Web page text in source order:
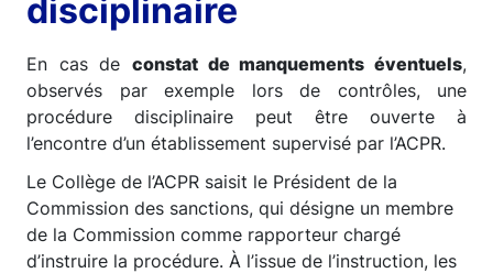
disciplinaire
En cas de constat de manquements éventuels,
observés par exemple lors de contrôles, une
procédure disciplinaire peut être ouverte à
l’encontre d’un établissement supervisé par l’ACPR.
Le Collège de l’ACPR saisit le Président de la
Commission des sanctions, qui désigne un membre
de la Commission comme rapporteur chargé
d’instruire la procédure. À l’issue de l’instruction, les